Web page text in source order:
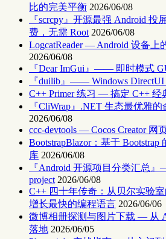
比的完美平衡 2026/06/08
『scrcpy』开源最强 Android
费，无需 Root 2026/06/08
LogcatReader — Android 设备上
2026/06/08
『Dear ImGui』—— 即时模式
『duilib』—— Windows
C++ Primer 练习 — 搞定 C++ 经
『CliWrap』.NET 生态最优雅
2026/06/08
ccc-devtools — Cocos Creator 网
BootstrapBlazor：基于
库 2026/06/08
『Android 开源项目分类汇总』
project 2026/06/08
C++ 四十年传奇：从贝尔实验
增长最快的编程语言 2026/06/06
微博相册探测与图片下载 — 从
落地 2026/06/05